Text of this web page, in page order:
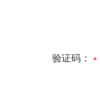
验证码：